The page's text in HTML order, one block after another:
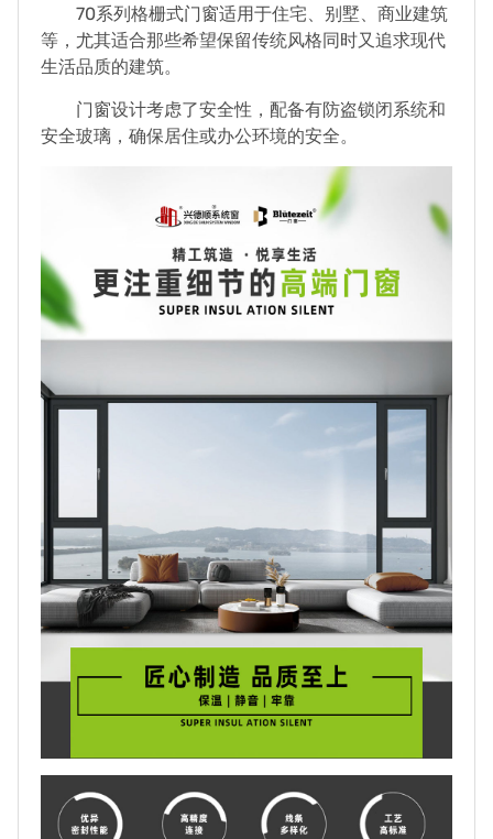
70系列格栅式门窗适用于住宅、别墅、商业建筑
等，尤其适合那些希望保留传统风格同时又追求现代
生活品质的建筑。
门窗设计考虑了安全性，配备有防盗锁闭系统和
安全玻璃，确保居住或办公环境的安全。